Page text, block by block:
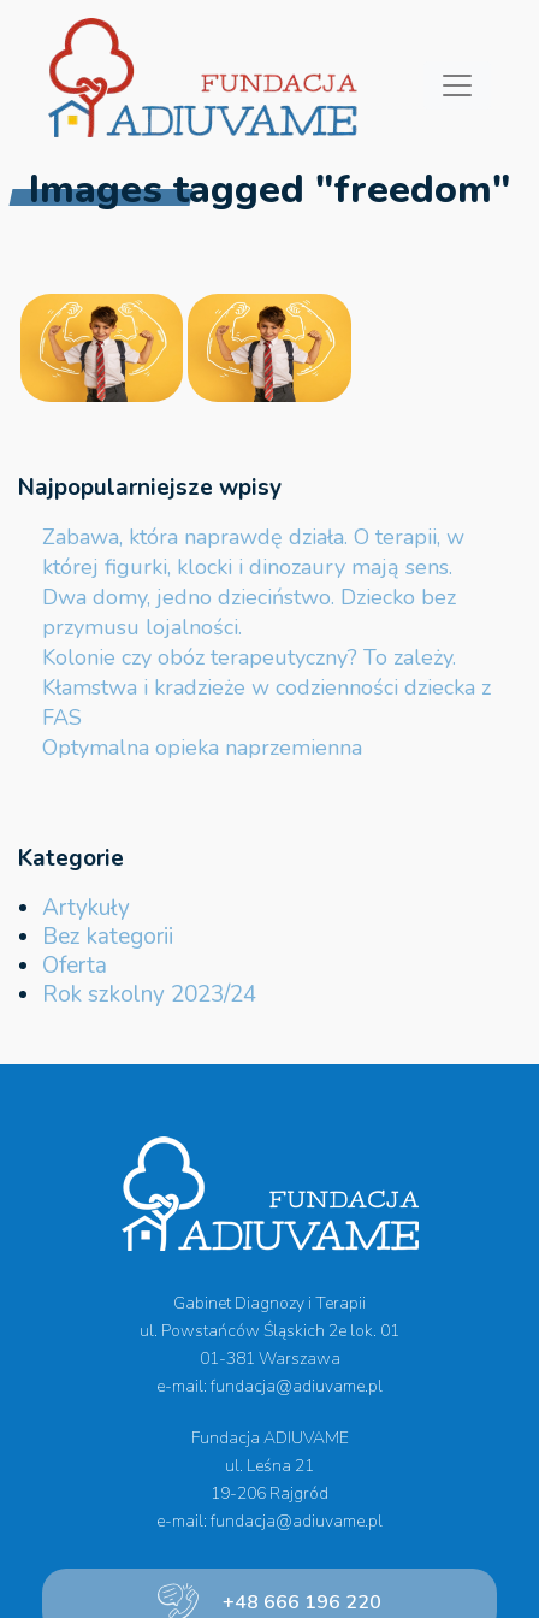
Images tagged "freedom"
Najpopularniejsze wpisy
Zabawa, która naprawdę działa. O terapii, w
której figurki, klocki i dinozaury mają sens.
Dwa domy, jedno dzieciństwo. Dziecko bez
przymusu lojalności.
Kolonie czy obóz terapeutyczny? To zależy.
Kłamstwa i kradzieże w codzienności dziecka z
FAS
Optymalna opieka naprzemienna
Kategorie
Artykuły
Bez kategorii
Oferta
Rok szkolny 2023/24
Gabinet Diagnozy i Terapii
ul. Powstańców Śląskich 2e lok. 01
01-381 Warszawa
e-mail: fundacja@adiuvame.pl
Fundacja ADIUVAME
ul. Leśna 21
19-206 Rajgród
e-mail: fundacja@adiuvame.pl
+48 666 196 220